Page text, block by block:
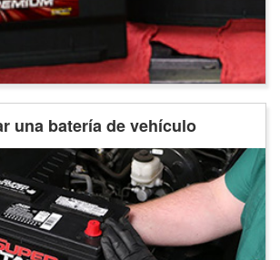
una batería de vehículo